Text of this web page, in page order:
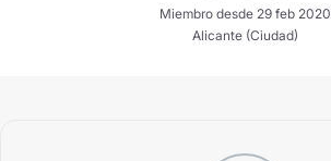
Miembro desde 29 feb 2020
Alicante (Ciudad)